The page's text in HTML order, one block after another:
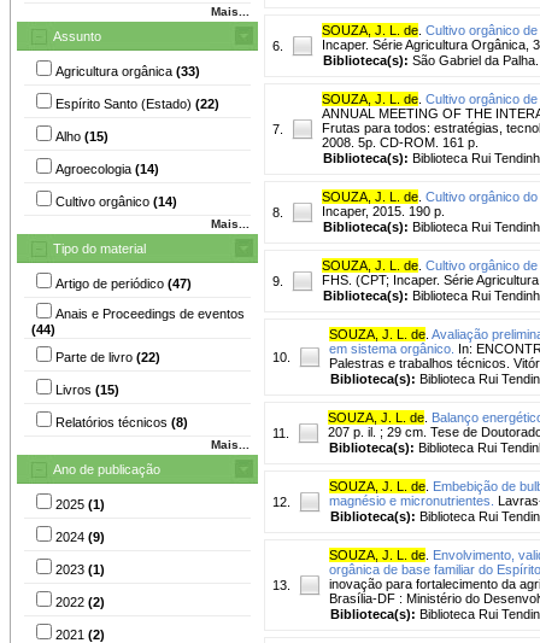
Mais...
Assunto
Agricultura orgânica (33)
Espírito Santo (Estado) (22)
Alho (15)
Agroecologia (14)
Cultivo orgânico (14)
Mais...
Tipo do material
Artigo de periódico (47)
Anais e Proceedings de eventos
(44)
Parte de livro (22)
Livros (15)
Relatórios técnicos (8)
Mais...
Ano de publicação
2025 (1)
2024 (9)
2023 (1)
2022 (2)
2021 (2)
6.
SOUZA, J. L. de Cultivo orgânico
Incaper. Série Agricultura Orgânica,
Biblioteca(s): São Gabriel da Palha.
7.
SOUZA, J. L. de Cultivo orgânico
ANNUAL MEETING OF THE
Frutas para todos: estratégias,
2008. 5p. CD-ROM. 161 p.
Biblioteca(s): Biblioteca Rui
8.
SOUZA, J. L. de Cultivo orgânico
Incaper, 2015. 190 p.
Biblioteca(s): Biblioteca Rui
9.
SOUZA, J. L. de Cultivo orgânico
FHS. (CPT; Incaper. Série
Biblioteca(s): Biblioteca Rui
10.
SOUZA, J. L. de Avaliação
em sistema orgânico. In:
Palestras e trabalhos técnicos.
Biblioteca(s): Biblioteca Rui
11.
SOUZA, J. L. de Balanço
207 p. il. ; 29 cm. Tese de
Biblioteca(s): Biblioteca Rui
12.
SOUZA, J. L. de Embebição de
magnésio e micronutrientes.
Biblioteca(s): Biblioteca Rui
13.
SOUZA, J. L. de Envolvimento,
orgânica de base familiar do
inovação para fortalecimento da
Brasília-DF : Ministério do
Biblioteca(s): Biblioteca Rui